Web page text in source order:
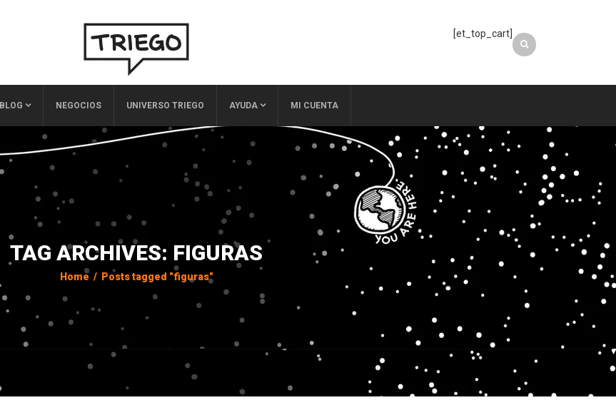
[et_top_cart]
BLOG NEGOCIOS UNIVERSO TRIEGO AYUDA MI CUENTA
TAG ARCHIVES: FIGURAS
Home / Posts tagged "figuras"